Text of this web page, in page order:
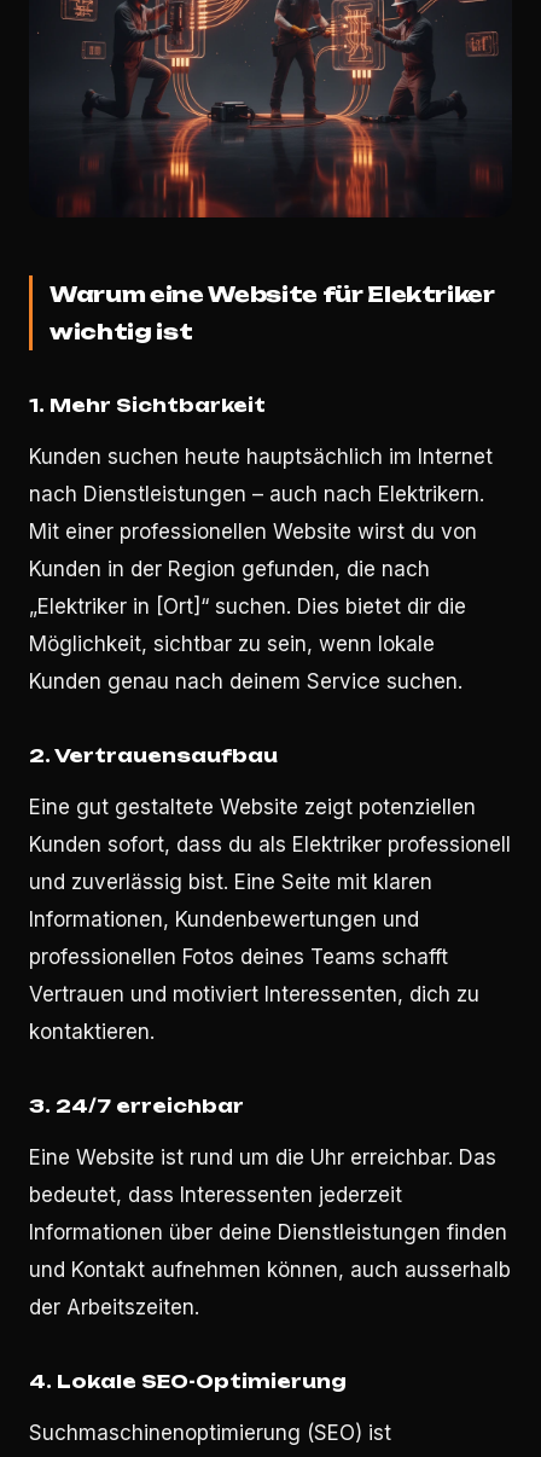
Warum eine Website für Elektriker
wichtig ist
1. Mehr Sichtbarkeit
Kunden suchen heute hauptsächlich im Internet
nach Dienstleistungen – auch nach Elektrikern.
Mit einer professionellen Website wirst du von
Kunden in der Region gefunden, die nach
„Elektriker in [Ort]“ suchen. Dies bietet dir die
Möglichkeit, sichtbar zu sein, wenn lokale
Kunden genau nach deinem Service suchen.
2. Vertrauensaufbau
Eine gut gestaltete Website zeigt potenziellen
Kunden sofort, dass du als Elektriker professionell
und zuverlässig bist. Eine Seite mit klaren
Informationen, Kundenbewertungen und
professionellen Fotos deines Teams schafft
Vertrauen und motiviert Interessenten, dich zu
kontaktieren.
3. 24/7 erreichbar
Eine Website ist rund um die Uhr erreichbar. Das
bedeutet, dass Interessenten jederzeit
Informationen über deine Dienstleistungen finden
und Kontakt aufnehmen können, auch ausserhalb
der Arbeitszeiten.
4. Lokale SEO-Optimierung
Suchmaschinenoptimierung (SEO) ist